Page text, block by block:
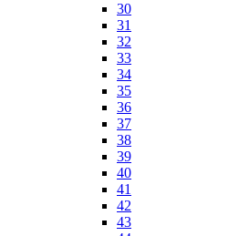
30
31
32
33
34
35
36
37
38
39
40
41
42
43